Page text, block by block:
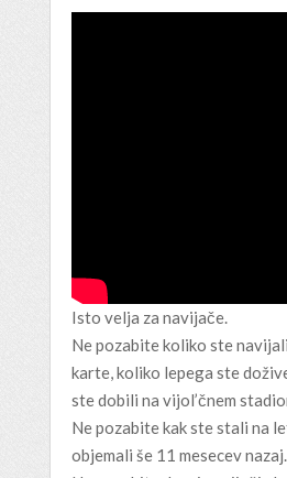
Isto velja za navijače.
Ne pozabite koliko ste
karte, koliko lepega ste
ste dobili na vijol’čnem
Ne pozabite kak ste stali na
objemali še 11 mesecev nazaj.